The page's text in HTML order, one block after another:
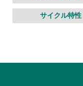
サイクル特性